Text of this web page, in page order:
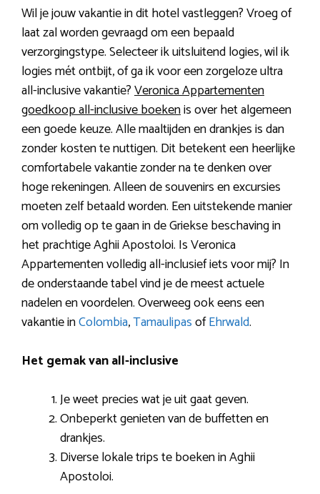
Wil je jouw vakantie in dit hotel vastleggen? Vroeg of
laat zal worden gevraagd om een bepaald
verzorgingstype. Selecteer ik uitsluitend logies, wil ik
logies mét ontbijt, of ga ik voor een zorgeloze ultra
all-inclusive vakantie?Veronica Appartementen
goedkoop all-inclusive boekenis over het algemeen
een goede keuze. Alle maaltijden en drankjes is dan
zonder kosten te nuttigen. Dit betekent een heerlijke
comfortabele vakantie zonder na te denken over
hoge rekeningen. Alleen de souvenirs en excursies
moeten zelf betaald worden. Een uitstekende manier
om volledig op te gaan in de Griekse beschaving in
het prachtige Aghii Apostoloi. Is Veronica
Appartementen volledig all-inclusief iets voor mij? In
de onderstaande tabel vind je de meest actuele
nadelen en voordelen. Overweeg ook eens een
vakantie inColombia,TamaulipasofEhrwald.
Het gemak van all-inclusive
Je weet precies wat je uit gaat geven.
Onbeperkt genieten van de buffetten en
drankjes.
Diverse lokale trips te boeken in Aghii
Apostoloi.